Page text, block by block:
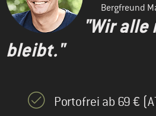
Bergfreund
"Wir
bleibt."
Portofrei ab 69 €